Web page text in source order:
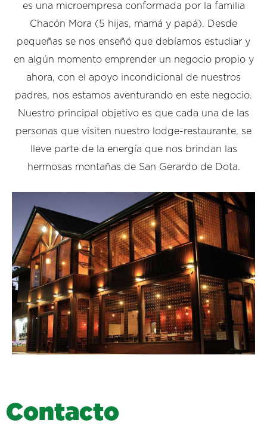
es una microempresa conformada por la familia
Chacón Mora (5 hijas, mamá y papá). Desde
pequeñas se nos enseñó que debíamos estudiar y
en algún momento emprender un negocio propio y
ahora, con el apoyo incondicional de nuestros
padres, nos estamos aventurando en este negocio.
Nuestro principal objetivo es que cada una de las
personas que visiten nuestro lodge-restaurante, se
lleve parte de la energía que nos brindan las
hermosas montañas de San Gerardo de Dota.
Contacto